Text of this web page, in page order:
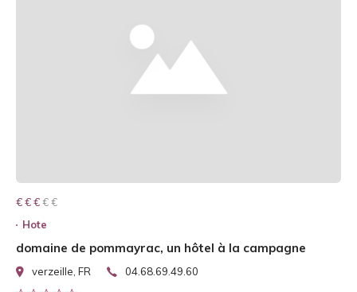
€ € € € €
€ € €
Hote
domaine de pommayrac, un hôtel à la campagne
verzeille, FR 04.68.69.49.60